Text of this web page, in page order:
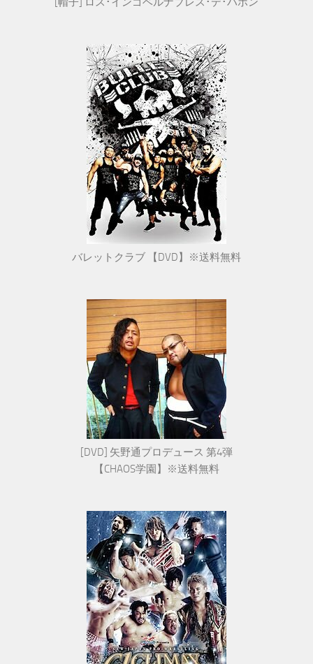
バレットクラブ 【DVD】※送料無料
[DVD] 矢野通プロデュース 第4弾
【CHAOS学園】※送料無料